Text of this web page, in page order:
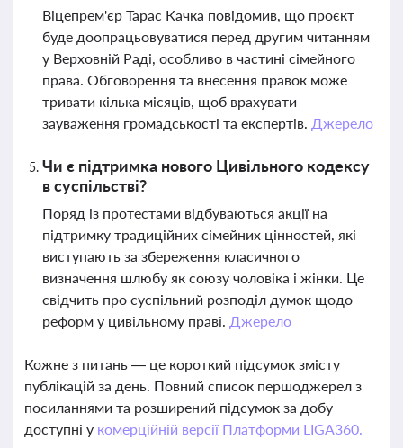
Віцепрем'єр Тарас Качка повідомив, що проєкт
буде доопрацьовуватися перед другим читанням
у Верховній Раді, особливо в частині сімейного
права. Обговорення та внесення правок може
тривати кілька місяців, щоб врахувати
зауваження громадськості та експертів. Джерело
Чи є підтримка нового Цивільного кодексу
в суспільстві?
Поряд із протестами відбуваються акції на
підтримку традиційних сімейних цінностей, які
виступають за збереження класичного
визначення шлюбу як союзу чоловіка і жінки. Це
свідчить про суспільний розподіл думок щодо
реформ у цивільному праві. Джерело
Кожне з питань — це короткий підсумок змісту
публікацій за день. Повний список першоджерел з
посиланнями та розширений підсумок за добу
доступні у комерційній версії Платформи LIGA360.